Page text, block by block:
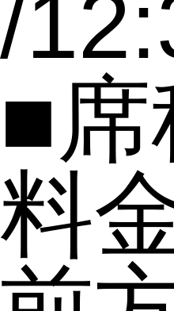
/
■席
料